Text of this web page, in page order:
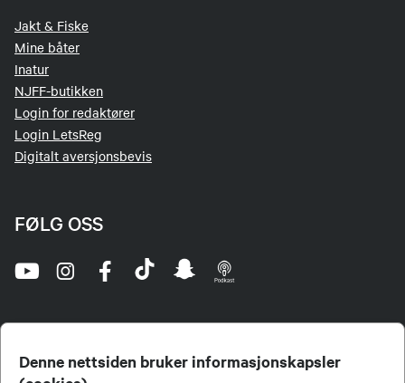
Denne nettsiden bruker informasjonskapsler
Jakt & Fiske
Mine båter
Inatur
NJFF-butikken
Login for redaktører
Login LetsReg
Digitalt aversjonsbevis
FØLG OSS